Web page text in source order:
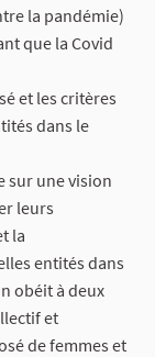
la pandémie)
que la Covid
et les critères
dans le
sur une vision
leurs
la
entités dans
obéit à deux
et
de femmes et